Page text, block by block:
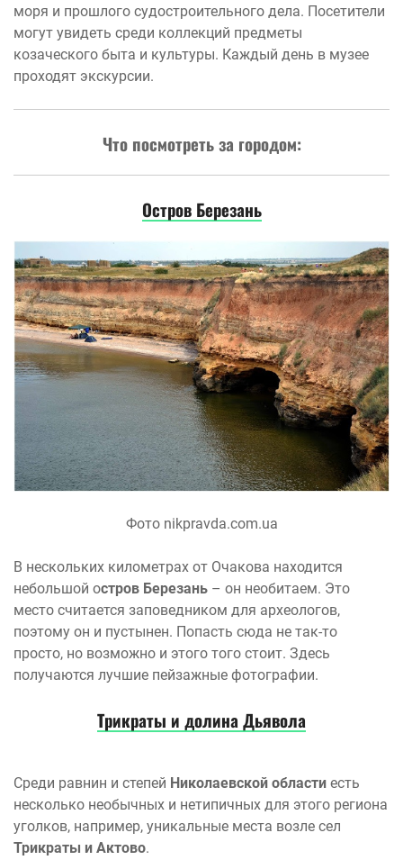
моря и прошлого судостроительного дела. Посетители
могут увидеть среди коллекций предметы
козаческого быта и культуры. Каждый день в музее
проходят экскурсии.
Что посмотреть за городом:
Остров Березань
Фото nikpravda.com.ua
В нескольких километрах от Очакова находится
небольшой остров Березань – он необитаем. Это
место считается заповедником для археологов,
поэтому он и пустынен. Попасть сюда не так-то
просто, но возможно и этого того стоит. Здесь
получаются лучшие пейзажные фотографии.
Трикраты и долина Дьявола
Среди равнин и степей Николаевской области есть
несколько необычных и нетипичных для этого региона
уголков, например, уникальные места возле сел
Трикраты и Актово.